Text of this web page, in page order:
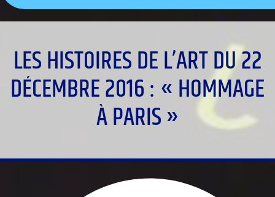
LES HISTOIRES DE L’ART DU 22
DÉCEMBRE 2016 : « HOMMAGE
À PARIS »